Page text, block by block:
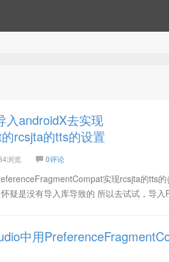
入androidX去实现
rcsjta的tts的设置
浏览 0评论
实现rcsjta的tts的
疑是没有导入库导致的 所以去试试，导入
中用